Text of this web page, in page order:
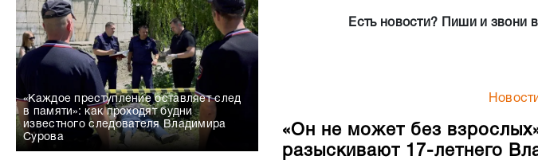
«Каждое преступление оставляет след
в памяти»: как проходят будни
известного следователя Владимира
Сурова
Есть новости? Пиши и звони
«Он не может без
разыскивают 17-летнего